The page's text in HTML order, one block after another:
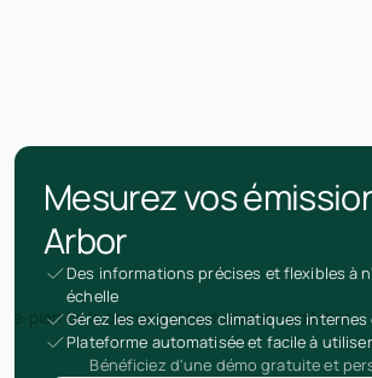
Mesurez vos
Arbor
Des informations précises et flexibles à
échelle
Gérez les exigences climatiques
Plateforme automatisée et facile à utiliser
Bénéficiez d'une démo gratuite et